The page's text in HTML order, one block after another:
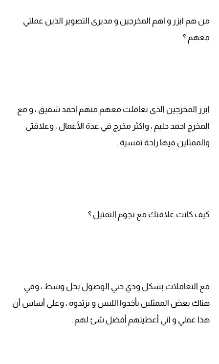
من هم ابزر و اهم المخرجين و مديرى التصوير الذين عملتي
معهم ؟
ابرز المخرجين الذى تعاملت معهم منهم احمد شفيق ، و مع
المخرج احمد حليم ، واكثر مخرج في عدة الأعمال ، وعلاقتي
والممثلين فيها راحة نفسية .
كيف كانت علاقتك مع نجوم التمثيل ؟
مع التعاملات بشكل ودي حتي الوصول بحل وسط ، وفي
هناك بعض الممثلين يأخدوا اللبس و يرتدوه ، وعلي أساس أن
هذا عملي و اني أعطيتهم أفضل شئ لهم .